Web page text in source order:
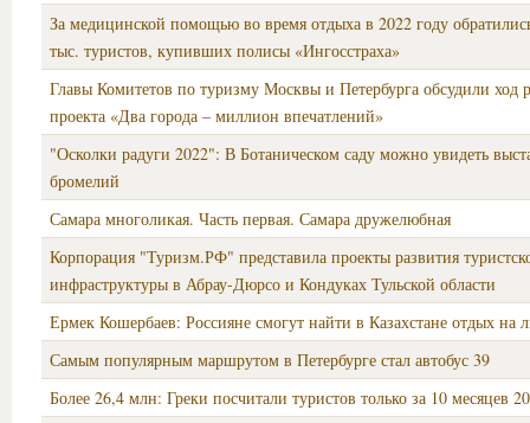
За медицинской помощью во время отдыха в 2022 году
тыс. туристов, купивших полисы «Ингосстраха»
Главы Комитетов по туризму Москвы и Петербурга обсудили ход
проекта «Два города – миллион впечатлений»
"Осколки радуги 2022": В Ботаническом саду можно увидеть
бромелий
Самара многоликая. Часть первая. Самара дружелюбная
Корпорация "Туризм.РФ" представила проекты развития
инфраструктуры в Абрау-Дюрсо и Кондуках Тульской области
Ермек Кошербаев: Россияне смогут найти в Казахстане отдых на
Самым популярным маршрутом в Петербурге стал автобус 39
Более 26,4 млн: Греки посчитали туристов только за 10 месяцев